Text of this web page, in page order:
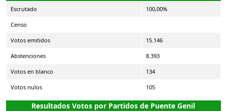
Escrutado 100,00%
Censo
Votos emitidos 15.146
Abstenciones 8.393
Votos en blanco 134
Votos nulos 105
Resultados Votos por Partidos de Puente Genil